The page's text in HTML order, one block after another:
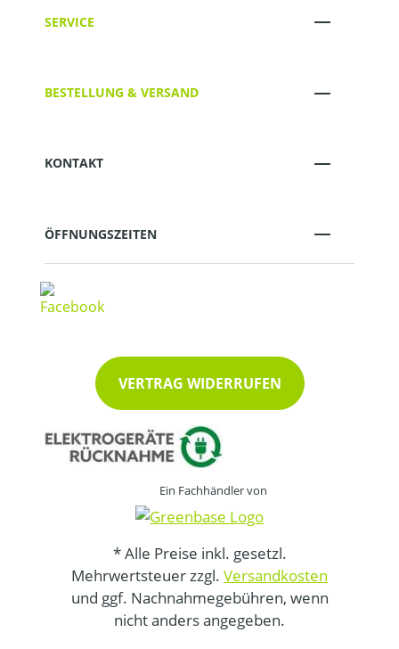
SERVICE
BESTELLUNG & VERSAND
KONTAKT
ÖFFNUNGSZEITEN
VERTRAG WIDERRUFEN
Ein Fachhändler von
* Alle Preise inkl. gesetzl.
Mehrwertsteuer zzgl. Versandkosten
und ggf. Nachnahmegebühren, wenn
nicht anders angegeben.